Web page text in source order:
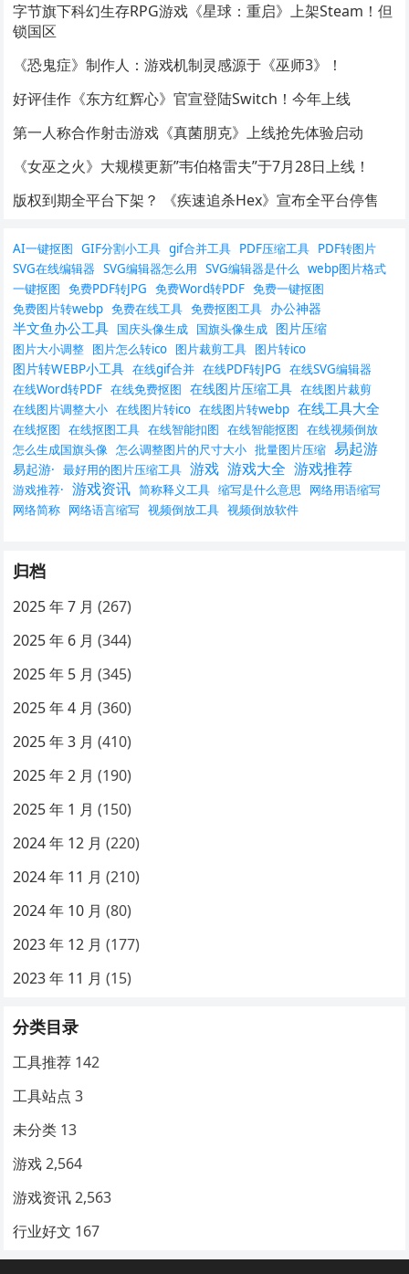
字节旗下科幻生存RPG游戏《星球：重启》上架Steam！但
锁国区
《恐鬼症》制作人：游戏机制灵感源于《巫师3》！
好评佳作《东方红辉心》官宣登陆Switch！今年上线
第一人称合作射击游戏《真菌朋克》上线抢先体验启动
《女巫之火》大规模更新”韦伯格雷夫”于7月28日上线！
版权到期全平台下架？ 《疾速追杀Hex》宣布全平台停售
AI一键抠图 GIF分割小工具 gif合并工具 PDF压缩工具 PDF转图片
SVG在线编辑器 SVG编辑器怎么用 SVG编辑器是什么 webp图片格式
一键抠图 免费PDF转JPG 免费Word转PDF 免费一键抠图
免费图片转webp 免费在线工具 免费抠图工具 办公神器
半文鱼办公工具 国庆头像生成 国旗头像生成 图片压缩
图片大小调整 图片怎么转ico 图片裁剪工具 图片转ico
图片转WEBP小工具 在线gif合并 在线PDF转JPG 在线SVG编辑器
在线Word转PDF 在线免费抠图 在线图片压缩工具 在线图片裁剪
在线图片调整大小 在线图片转ico 在线图片转webp 在线工具大全
在线抠图 在线抠图工具 在线智能扣图 在线智能抠图 在线视频倒放
怎么生成国旗头像 怎么调整图片的尺寸大小 批量图片压缩 易起游
易起游· 最好用的图片压缩工具 游戏 游戏大全 游戏推荐
游戏推荐· 游戏资讯 简称释义工具 缩写是什么意思
网络用语缩写
网络简称 网络语言缩写 视频倒放工具 视频倒放软件
归档
2025 年 7 月 (267)
2025 年 6 月 (344)
2025 年 5 月 (345)
2025 年 4 月 (360)
2025 年 3 月 (410)
2025 年 2 月 (190)
2025 年 1 月 (150)
2024 年 12 月 (220)
2024 年 11 月 (210)
2024 年 10 月 (80)
2023 年 12 月 (177)
2023 年 11 月 (15)
分类目录
工具推荐 142
工具站点 3
未分类 13
游戏 2,564
游戏资讯 2,563
行业好文 167